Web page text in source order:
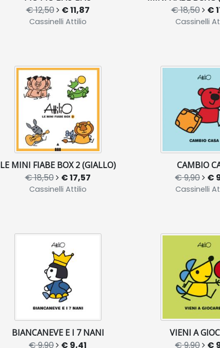
€ 12,50 € 11,87
Cassinelli Attilio
€ 18,50 €
Cassinelli
LE MINI FIABE BOX 2 (GIALLO)
€ 18,50 € 17,57
Cassinelli Attilio
CAMBIO
€ 9,90 €
Cassinelli
BIANCANEVE E I 7 NANI
€ 9,90 € 9,41
VIENI A
€ 9,90 €